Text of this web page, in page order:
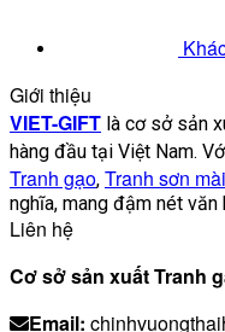
Giới thiệu
VIET-GIFT là cơ sở sản
hàng đầu tại Việt Nam.
Tranh gạo, Tranh sơn mài
nghĩa, mang đậm nét văn
Liên hệ
Cơ sở sản xuất Tranh
Email: